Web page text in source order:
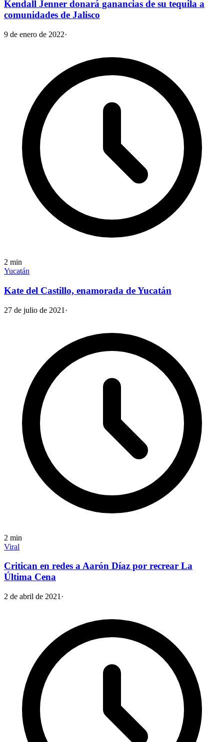
Kendall Jenner donará ganancias de su tequila a
comunidades de Jalisco
9 de enero de 2022·
2 min
Yucatán
Kate del Castillo, enamorada de Yucatán
27 de julio de 2021 ·
2 min
Viral
Critican en redes a Aarón Díaz por recrear La
Última Cena
2 de abril de 2021 ·